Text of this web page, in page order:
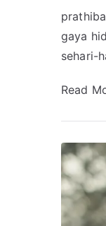
gaya
sehari-
Read